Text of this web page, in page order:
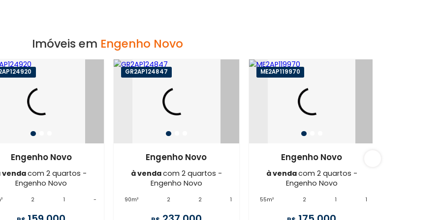
Quer trabalhar no bairro Engenho
Novo? Então veja:
Imóveis emEngenho Novo
GR2AP124920 GR2AP124847 ME2AP119970